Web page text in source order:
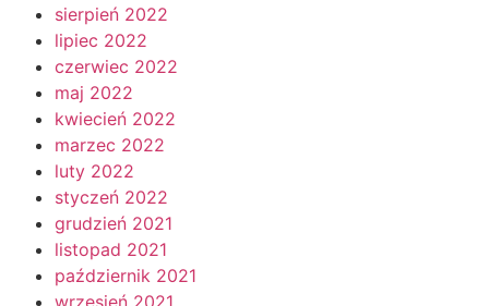
sierpień 2022
lipiec 2022
czerwiec 2022
maj 2022
kwiecień 2022
marzec 2022
luty 2022
styczeń 2022
grudzień 2021
listopad 2021
październik 2021
wrzesień 2021